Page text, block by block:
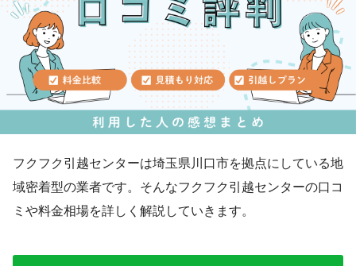
フクフク引越センターは埼玉県川口市を拠点にしている地
域密着型の業者です。そんなフクフク引越センターの口コ
ミや料金相場を詳しく解説していきます。